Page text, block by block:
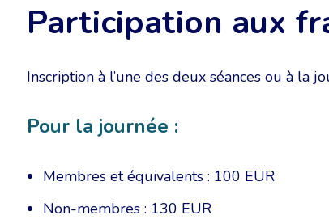
Participation aux
Inscription à l’une des deux séances ou à la
Pour la journée :
Membres et équivalents : 100 EUR
Non-membres : 130 EUR